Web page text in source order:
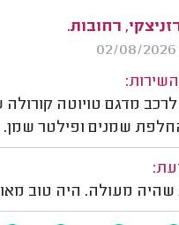
רחובות.
שמנים ופילטר שמן.
מעולה. היה טוב